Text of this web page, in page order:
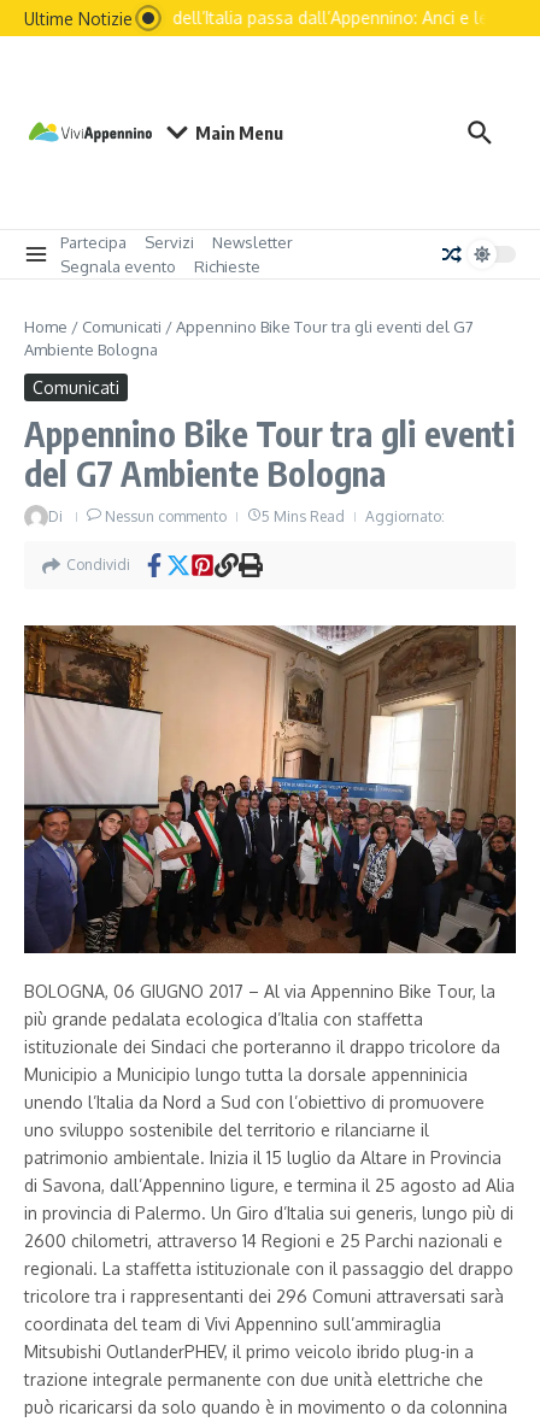
Salta al contenuto
Ultime NotizieIl futuro dell’Italia passa dall’Appennino: Anci e le
Main Menu
Partecipa Servizi
Newsletter
Segnala evento
Richieste
Home / Comunicati /Appennino Bike Tour tra gli eventi del G7
Ambiente Bologna
Comunicati
Appennino Bike Tour tra gli eventi
del G7 Ambiente Bologna
Di Nessun commento 5 Mins Read Aggiornato:
Condividi
BOLOGNA, 06 GIUGNO 2017 – Al via Appennino Bike Tour, la
più grande pedalata ecologica d’Italia con staffetta
istituzionale dei Sindaci che porteranno il drappo tricolore da
Municipio a Municipio lungo tutta la dorsale appenninicia
unendo l’Italia da Nord a Sud con l’obiettivo di promuovere
uno sviluppo sostenibile del territorio e rilanciarne il
patrimonio ambientale. Inizia il 15 luglio da Altare in Provincia
di Savona, dall’Appennino ligure, e termina il 25 agosto ad Alia
in provincia di Palermo. Un Giro d’Italia sui generis, lungo più di
2600 chilometri, attraverso 14 Regioni e 25 Parchi nazionali e
regionali. La staffetta istituzionale con il passaggio del drappo
tricolore tra i rappresentanti dei 296 Comuni attraversati sarà
coordinata del team di Vivi Appennino sull’ammiraglia
Mitsubishi OutlanderPHEV, il primo veicolo ibrido plug-in a
trazione integrale permanente con due unità elettriche che
può ricaricarsi da solo quando è in movimento o da colonnina